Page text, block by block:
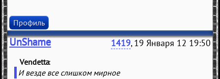
Профиль
UnShame 1419, 19 Января 12 19:50
Vendetta
И везде все слишком мирное